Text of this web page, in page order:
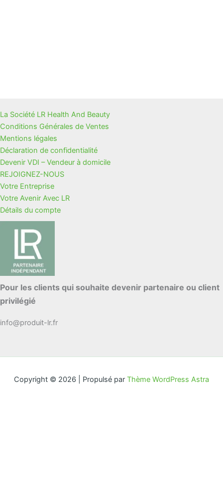
La Société LR Health And Beauty
Conditions Générales de Ventes
Mentions légales
Déclaration de confidentialité
Devenir VDI – Vendeur à domicile
REJOIGNEZ-NOUS
Votre Entreprise
Votre Avenir Avec LR
Détails du compte
Pour les clients qui souhaite devenir partenaire ou client
privilégié
info@produit-lr.fr
Copyright © 2026 | Propulsé par Thème WordPress Astra